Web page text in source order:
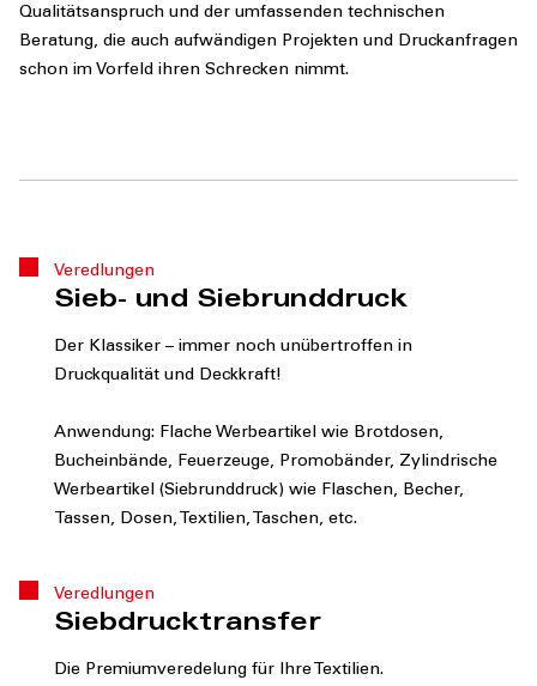
Qualitätsanspruch und der umfassenden technischen
Beratung, die auch aufwändigen Projekten und Druckanfragen
schon im Vorfeld ihren Schrecken nimmt.
Veredlungen
Sieb- und Siebrunddruck
Der Klassiker – immer noch unübertroffen in
Druckqualität und Deckkraft!
Anwendung: Flache Werbeartikel wie Brotdosen,
Bucheinbände, Feuerzeuge, Promobänder, Zylindrische
Werbeartikel (Siebrunddruck) wie Flaschen, Becher,
Tassen, Dosen, Textilien, Taschen, etc.
Veredlungen
Siebdrucktransfer
Die Premiumveredelung für Ihre Textilien.